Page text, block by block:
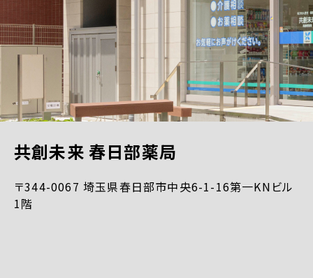
共創未来 春日部薬局
〒344-0067 埼玉県春日部市中央6-1-16第一KNビル
1階